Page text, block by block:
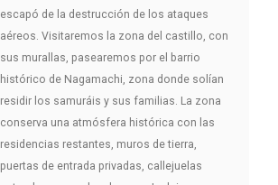
escapó de la destrucción de los ataques
aéreos. Visitaremos la zona del castillo, con
sus murallas, pasearemos por el barrio
histórico de Nagamachi, zona donde solían
residir los samuráis y sus familias. La zona
conserva una atmósfera histórica con las
residencias restantes, muros de tierra,
puertas de entrada privadas, callejuelas